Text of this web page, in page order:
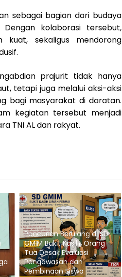
sebagai bagian dari budaya
kolaborasi tersebut,
kuat, sekaligus mendorong
prajurit tidak hanya
tetapi juga melalui aksi-aksi
bagi masyarakat di daratan.
kegiatan tersebut menjadi
TNI AL dan rakyat.
Pencurian Berulang di SD
GMIM Bukit Kasih, Orang
Tua Desak Evaluasi
Pengawasan dan
Pembinaan Siswa